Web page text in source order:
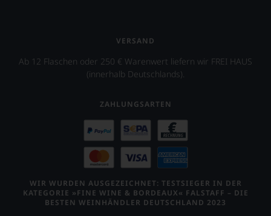
VERSAND
Ab 12 Flaschen oder 250 € Warenwert liefern wir FREI HAUS
(innerhalb Deutschlands).
ZAHLUNGSARTEN
WIR WURDEN AUSGEZEICHNET: TESTSIEGER IN DER
KATEGORIE »FINE WINE & BORDEAUX« FALSTAFF – DIE
BESTEN WEINHÄNDLER DEUTSCHLAND 2023